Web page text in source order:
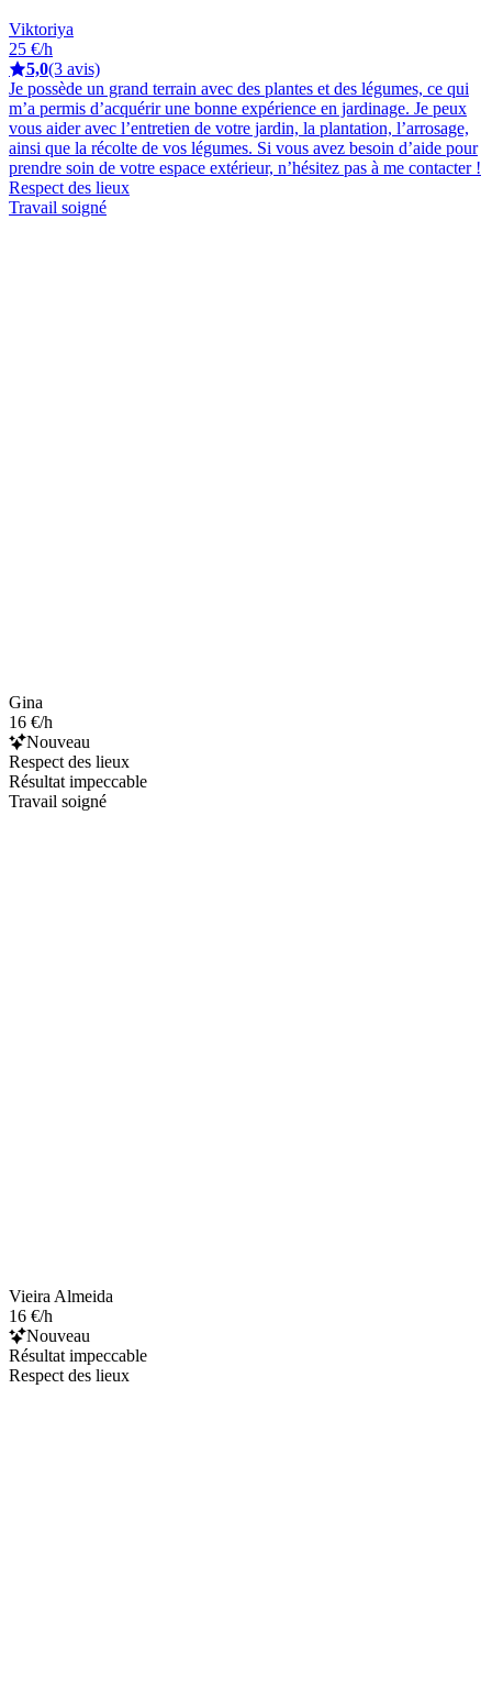
Viktoriya
25 €/h
5,0(3 avis)
Je possède un grand terrain avec des plantes et des légumes, ce qui
m’a permis d’acquérir une bonne expérience en jardinage. Je peux
vous aider avec l’entretien de votre jardin, la plantation, l’arrosage,
ainsi que la récolte de vos légumes. Si vous avez besoin d’aide pour
prendre soin de votre espace extérieur, n’hésitez pas à me contacter !
Respect des lieux
Travail soigné
Gina
16 €/h
Nouveau
Respect des lieux
Résultat impeccable
Travail soigné
Vieira Almeida
16 €/h
Nouveau
Résultat impeccable
Respect des lieux